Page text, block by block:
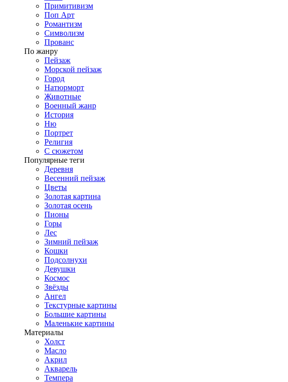
Примитивизм
Поп Арт
Романтизм
Символизм
Прованс
По жанру
Пейзаж
Морской пейзаж
Город
Натюрморт
Животные
Военный жанр
История
Ню
Портрет
Религия
С сюжетом
Популярные теги
Деревня
Весенний пейзаж
Цветы
Золотая картина
Золотая осень
Пионы
Горы
Лес
Зимний пейзаж
Кошки
Подсолнухи
Девушки
Космос
Звёзды
Ангел
Текстурные картины
Большие картины
Маленькие картины
Материалы
Холст
Масло
Акрил
Акварель
Темпера